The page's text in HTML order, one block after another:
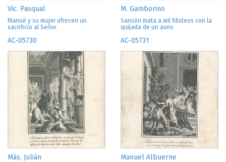
Vic. Pasqual
Manué y su mujer ofrecen un
sacrificio al Señor
M. Gamborino
Sansón mata a mil filisteos con la
quijada de un asno
AC-05730
Más, Julián
AC-05731
Manuel Albuerne